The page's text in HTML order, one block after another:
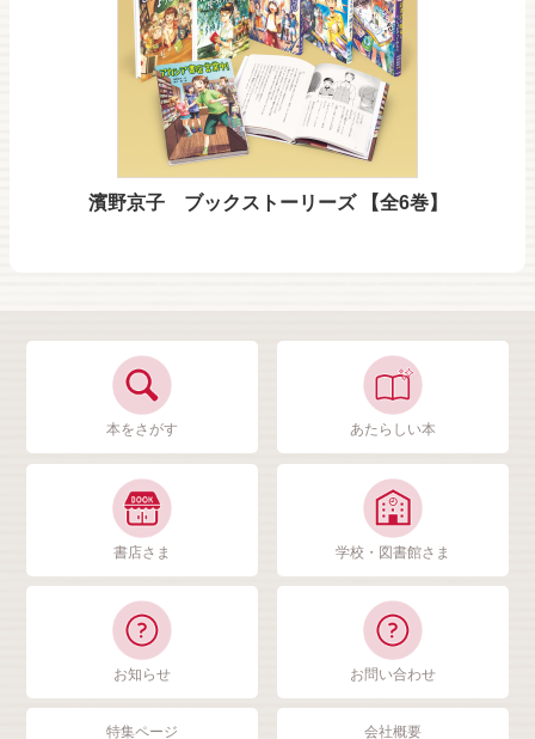
濱野京子 ブックストーリーズ 【全6巻】
本をさがす あたらしい本
書店さま 学校・図書館さま
お知らせ お問い合わせ
特集ページ 会社概要